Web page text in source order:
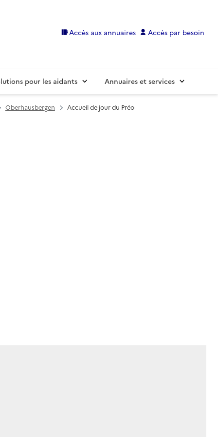
Accès aux annuaires Accès par besoin
pour les aidants Annuaires et services
Oberhausbergen Accueil de jour du Préo